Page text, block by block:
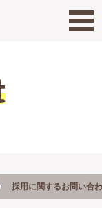
採用に関するお問い合